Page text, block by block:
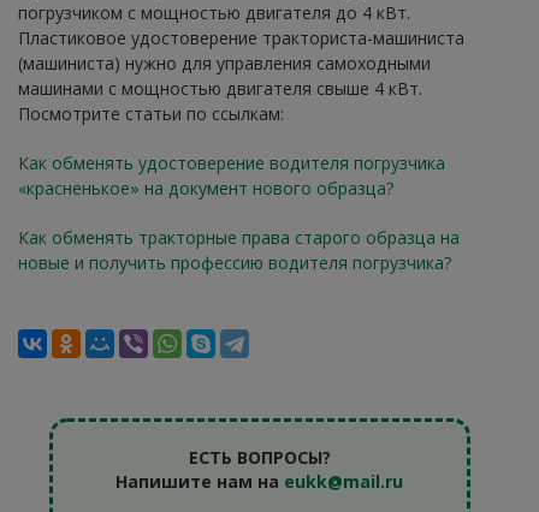
погрузчиком с мощностью двигателя до 4 кВт.
Пластиковое удостоверение тракториста-машиниста
(машиниста) нужно для управления самоходными
машинами с мощностью двигателя свыше 4 кВт.
Посмотрите статьи по ссылкам:
Как обменять удостоверение водителя погрузчика
«красненькое» на документ нового образца?
Как обменять тракторные права старого образца на
новые и получить профессию водителя погрузчика?
ЕСТЬ ВОПРОСЫ?
Напишите нам на eukk@mail.ru